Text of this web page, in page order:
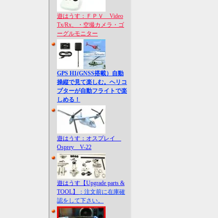
遊はうす：ＦＰＶ Video
Tx/Rx、・空撮カメラ・ゴ
ーグルモニター
GPS H1(GNSS搭載）自動
操縦で見て楽しむ。ヘリコ
プターが自動フライトで楽
しめる！
遊はうす：オスプレイ
Osprey V-22
遊はうす【Upgrade parts &
TOOL】
：注文前に在庫確
認をして下さい。